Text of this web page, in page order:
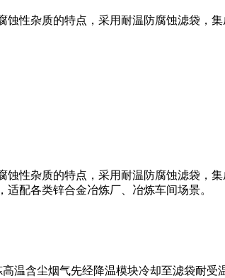
性杂质的特点，采用耐温防腐蚀滤袋，
性杂质的特点，采用耐温防腐蚀滤袋，
配各类锌合金冶炼厂、冶炼车间场景。
温含尘烟气先经降温模块冷却至滤袋耐